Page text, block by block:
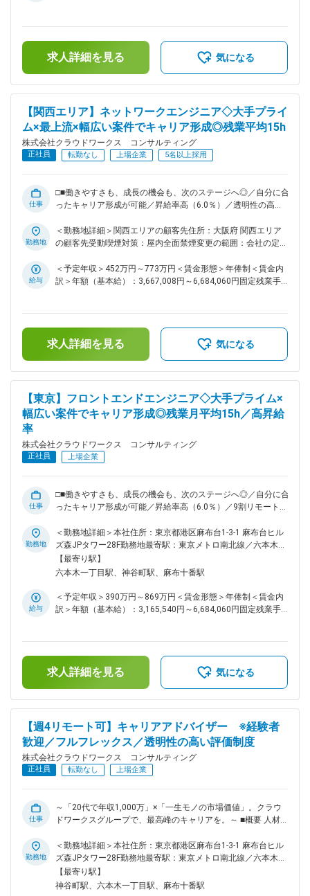
（Java/Spring Framework） ・著作権使用料分配サービスの保
守・開発（Java） ・クレジットカード会社向け 決済システム
開発（Go) ・DXデータ基盤整備開発（Node.js）
バックエンドエンジニアにとってベーシックなプロジェクトや
GoやNode.jsを使用し、クラウドネイティブな環境でアジャイ
ル開発やスクラム開発、マイクロサービス、DevOpsなど最先
端の開発を行うことも可能です。 ■業務の特徴： ～社内請負
案件拡大中／スキルを磨き、キャリアを広げるクラウドワーク
スグループで次のステージへ～ ◇現在、クラウドワークス コ
が加速中です。 ・最先端技術に触れられる外部プロジェクト
・要件定義や設計から関われる自社内プロジェクト ◇PM/PL経
リアの選択肢が今まで以上に広がります。 ■当社の魅力：
2025年10月、クラウドワークス コンサルティングは社名を変
ンジニアの働き方・給与／評価制度・福利厚生などの改善が進
行中です。今後は働く条件面だけでなく、様々なプロジェクト
残業手当＞有＜給与補足＞※スキルや経験を考慮の上、当社賃
金規定により決定します。■昇給：年1回※2024年度年間平均
昇給額：26万円■業績賞与あり賃金はあくまでも目安の金額で
固定手当を含めた表記です。
求人詳細を見る 気になる
【関西エリア】ネットワークエンジニア◇大手プライ
ム×最上流×幅広い案件でキャリア形成◎残業平均15h
株式会社クラウドワークス コンサルティング
正社員 転勤なし 上場企業 5名以上採用
仕事
□■働きやすさも、成長の機会も、次のステージへ◎／自分に合
ったキャリア形成が可能／昇給率高（6.0％）／透明性の高い
ップ可能／「人材サービス型AWSパートナー」認定企業■□ ■
業務内容： ～SD-WAN・SASE・ネットワークエンジニアとし
NetworkingやFortinet社製品など、最新技術環境があるプロジ
ェクトの担当をお願いします。 お願いしたいのは大手製造メ
イアンドエラーしながら進めています。 既にプロジェクト内
で活躍しているメンバーは、SD-WANのプロジェクトなので、
環境理解で苦戦することもありますが、普段触らない機器や高
やりがいを感じています。このプロジェクトでは、新しい機器
やスキルの研修時間も勤務時間に含まれます。プライベートの
時間を犠牲にすることなく、効率的にスキルアップできるのも
このプロジェクトの魅力です。 ■関西進出について： きっか
いるエンジニアです。今まで当社では東京を中心とした首都圏
を中心に成長し、関西への進出はしてきませんでした。でも、
は社員を支援することに。お客様、そして本人と協力しながら
関西勤務ができるように制度を整えました。ありがたいこと
に、お客様からはお仕事のご依頼を他にも多数いただき、あな
エリアでの募集を開始します。 ■業務の特徴： ～スキルを磨
き、キャリアを広げるクラウドワークスグループで次のステー
ジへ～ ◇現在、クラウドワークス コンサルティングでは社内
での請負案件の拡大を進めています。お客様先だけでなく、自
社内でもスキルアップできるチャンスが加速中です。 ◇PM/PL
経験者には請負チームの立ち上げや拡大にも即参画可能、キャ
リアの選択肢が今まで以上に広がります。 変更の範囲：会社
の定める業務
勤務地
＜勤務地詳細＞関西エリアの顧客先住所：大阪府 関西エリア
の顧客先受動喫煙対策：屋内全面禁煙変更の範囲：会社の定め
給与
＜予定年収＞452万円～773万円＜賃金形態＞年俸制＜賃金内
訳＞年額（基本給）：3,667,008円～6,684,060円固定残業手
残業手当＞有＜給与補足＞※スキルや経験を考慮の上、当社賃
金規定により決定します。■昇給：年1回※2024年度年間平均
昇給額：26万円■業績賞与あり賃金はあくまでも目安の金額で
固定手当を含めた表記です。
求人詳細を見る 気になる
【東京】フロントエンドエンジニア◇大手プライム×
幅広い案件でキャリア形成◎残業月平均15h／高昇給
率
株式会社クラウドワークス コンサルティング
正社員 上場企業
仕事
□■働きやすさも、成長の機会も、次のステージへ◎／自分に合
ったキャリア形成が可能／昇給率高（6.0％）／9割リモート／
してスキルアップ可能■□ ■業務内容： ～Web系・オープン系
など新規開発案件・保守開発案件多数◎～ 通信、金融、メー
カー、官公庁等幅広い分野で、WEB・オープン系を中心とし
た開発案件の要件定義、基本設計などの上流工程から開発、テ
ズをお任せします。 ■プロジェクト例： ・セキュリティ基準
対応管理システム開発（TypeScript/React） ・BIシステム開発
ム開発（TypeScript/Node.js） ・音声認識システムの追加開発
（JavaScript/C#/ASP.NET/WPF） ※JavaScriptやTypeScriptで
開発を行うフロントエンドエンジニアにとってベーシックなプ
ロジェクトが基本です。開発手法はウォーターフォール開発も
ラム開発、サービス、DevOpsなど最先端の開発を行うことも
磨き、キャリアを広げるクラウドワークスグループで次のステ
ージへ～ ◇現在、クラウドワークス コンサルティングでは社
内での請負案件の拡大を進めています。お客様先だけでなく、
自社内でもスキルアップできるチャンスが加速中です。 ・最
ムの立ち上げや拡大にも即参画可能、キャリアの選択肢が今ま
で以上に広がります。 ■当社の魅力： 2025年10月、クラウド
え、新しく生まれ変わりました。現在エンジニアの働き方・給
与／評価制度・福利厚生などの改善が進行中です。今後は働く
条件面だけでなく、様々なプロジェクトへの参画も期待されま
す。 変更の範囲：会社の定める業務
勤務地
＜勤務地詳細＞本社住所：東京都港区麻布台1-3-1 麻布台ヒル
ズ森JPタワー28F勤務地最寄駅：東京メトロ南北線／六本木一
丁目駅受動喫煙対策：屋内喫煙可能場所あり変更の範囲：会社
の定める事業所（リモートワーク含む）
【最寄り駅】
六本木一丁目駅、神谷町駅、麻布十番駅
給与
＜予定年収＞390万円～869万円＜賃金形態＞年俸制＜賃金内
訳＞年額（基本給）：3,165,540円～6,684,060円固定残業手
残業手当＞有＜給与補足＞※スキルや経験を考慮の上、当社賃
金規定により決定します。■昇給：年1回※2024年度年間平均
昇給額：26万円■業績賞与あり賃金はあくまでも目安の金額で
固定手当を含めた表記です。
求人詳細を見る 気になる
【週4リモート可】キャリアアドバイザー ※経験者
歓迎／フルフレックス／透明性の高い評価制度
株式会社クラウドワークス コンサルティング
正社員 転勤なし 上場企業
仕事
～「20代で年収1,000万」×「一生モノの市場価値」。クラウ
ドワークスグループで、最高峰のキャリアを。～ ■概要 人材
職者様を担当いただくキャリアアドバイザーのポジションを募
集します。 ■業務内容 ・転職希望者との面談：キャリアの棚
卸し、希望のヒアリング ・求人案件の紹介 ・選考対策：書類
添削、面接アドバイス ・入社までの伴走：面接日程の調整、
勤務地
＜勤務地詳細＞本社住所：東京都港区麻布台1-3-1 麻布台ヒル
ズ森JPタワー28F勤務地最寄駅：東京メトロ南北線／六本木一
丁目駅受動喫煙対策：屋内喫煙可能場所あり変更の範囲：会社
の定める事業所（リモートワーク含む）
【最寄り駅】
神谷町駅、六本木一丁目駅、麻布十番駅